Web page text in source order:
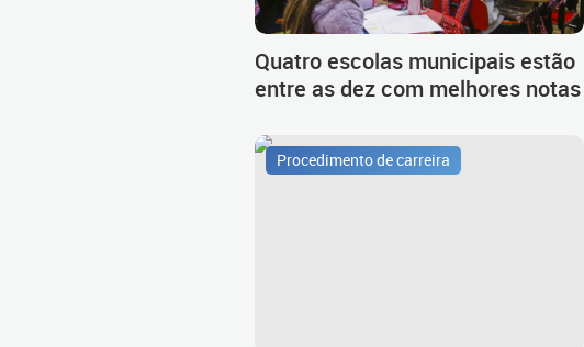
Quatro escolas municipais estão
entre as dez com melhores notas
Procedimento de carreira